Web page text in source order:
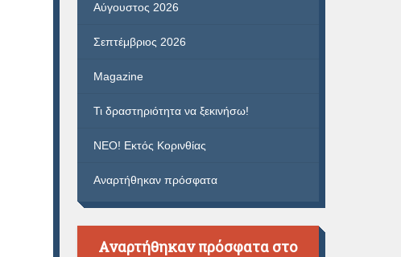
Αύγουστος 2026
Σεπτέμβριος 2026
Magazine
Τι δραστηριότητα να ξεκινήσω!
ΝΕΟ! Εκτός Κορινθίας
Αναρτήθηκαν πρόσφατα
Αναρτήθηκαν πρόσφατα στο